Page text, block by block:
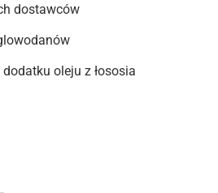
dostawców
oleju z łososia